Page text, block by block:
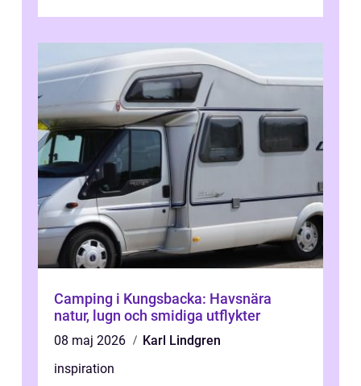
Camping i Kungsbacka: Havsnära
natur, lugn och smidiga utflykter
08 maj 2026
Karl Lindgren
inspiration